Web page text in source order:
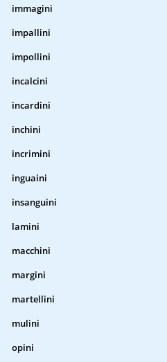
immagini
impallini
impollini
incalcini
incardini
inchini
incrimini
inguaini
insanguini
lamini
macchini
margini
martellini
mulini
opini